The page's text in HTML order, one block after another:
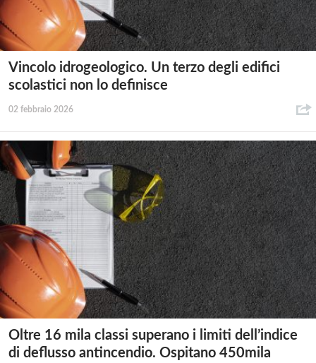
Vincolo idrogeologico. Un terzo degli edifici
scolastici non lo definisce
02 febbraio 2026
Oltre 16 mila classi superano i limiti dell’indice
di deflusso antincendio. Ospitano 450mila